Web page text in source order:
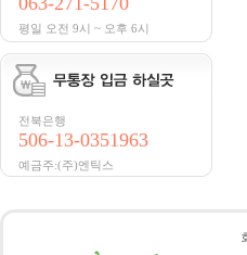
평일 오전 9시 ~ 오후 6시
전북은행
506-13-0351963
예금주:(주)엔틱스